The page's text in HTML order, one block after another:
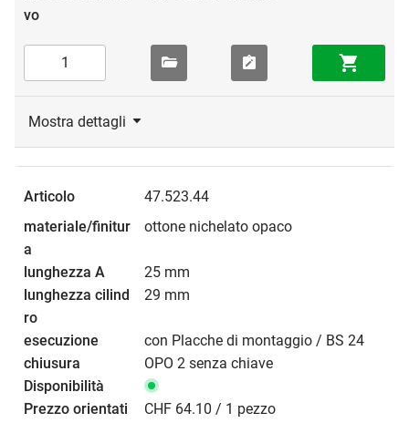
Mostra dettagli
47.523.44
ottone nichelato opaco
25 mm
29 mm
con Placche di montaggio / BS 24
OPO 2 senza chiave
CHF 64.10 / 1 pezzo